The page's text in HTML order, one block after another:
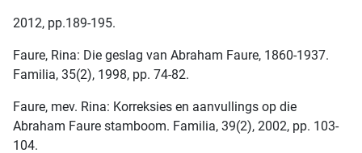
2012, pp.189-195.
Faure, Rina: Die geslag van Abraham Faure, 1860-1937.
Familia, 35(2), 1998, pp. 74-82.
Faure, mev. Rina: Korreksies en aanvullings op die
Abraham Faure stamboom. Familia, 39(2), 2002, pp. 103-
104.